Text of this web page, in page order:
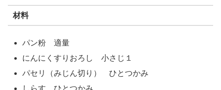
材料
パン粉 適量
にんにくすりおろし 小さじ１
パセリ（みじん切り） ひとつかみ